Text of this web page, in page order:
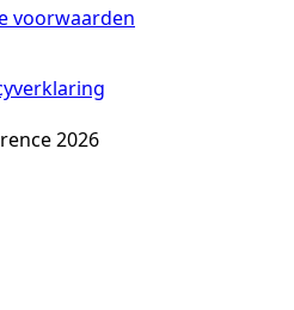
voorwaarden
2026